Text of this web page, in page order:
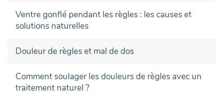
Ventre gonflé pendant les règles : les causes et
solutions naturelles
Douleur de règles et mal de dos
Comment soulager les douleurs de règles avec un
traitement naturel ?